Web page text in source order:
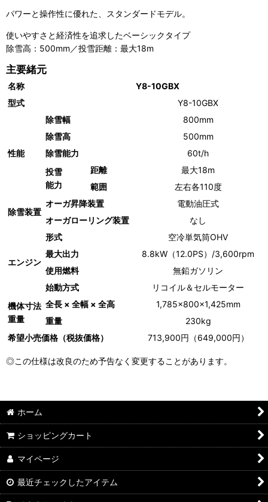
パワーと操作性に優れた、スタンダードモデル。
使いやすさと経済性を追求したベーシックタイプ
除雪高：500mm／投雪距離：最大18m
主要緒元
名称
Y8-10GBX
型式
Y8-10GBX
性能
除雪幅
800mm
除雪高
500mm
除雪能力
60t/h
投雪
能力
距離
最大18m
範囲
左右各110度
除雪装置
オーガ昇降装置
電動油圧式
オーガローリング装置
なし
エンジン
形式
空冷単気筒OHV
最大出力
8.8kW（12.0PS）/3,600rpm
使用燃料
無鉛ガソリン
始動方式
リコイル＆セルモーター
機体寸法
重量
全長 × 全幅 × 全高
1,785×800×1,425mm
重量
230kg
希望小売価格（税抜価格）
713,900円（649,000円）
◎この仕様は改良のため予告なく変更することがあります。
ホーム
ショッピングカート
マイページ
最近チェックしたアイテム